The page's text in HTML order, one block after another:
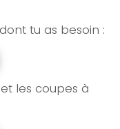
tu as besoin :
les coupes à